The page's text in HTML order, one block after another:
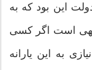
این بود که به
است اگر کسی
به این یارانه